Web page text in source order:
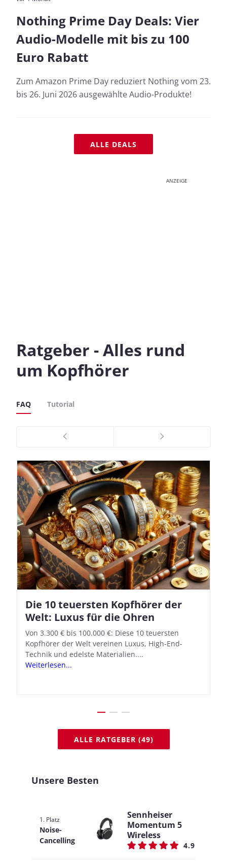
Nothing Prime Day Deals: Vier
Audio-Modelle mit bis zu 100
Euro Rabatt
Zum Amazon Prime Day reduziert Nothing vom 23.
bis 26. Juni 2026 ausgewählte Audio-Produkte!
ALLE DEALS
ANZEIGE
Ratgeber - Alles rund
um Kopfhörer
FAQ Tutorial
Die 10 teuersten Kopfhörer der
Welt: Luxus für die Ohren
Von 3.300 € bis 100.000 €: Diese 10 teuersten
Kopfhörer der Welt vereinen Luxus, High-End-
Technik und edelste Materialien....
Weiterlesen...
Apple AirPods Pro 2 und iOS 18.1:
So richtet ihr das neue Hörgeräte-
Feature ein
Mit iOS 18.1 und den AirPods Pro 2 verwandelt
Apple seine In-Ear-Kopfhörer in kostengünstige
Hörhilfen. In wenigen Schritten...
ALLE RATGEBER (49)
Unsere Besten
1. Platz
Noise-
Cancelling
Sennheiser
Momentum 5
Wireless
4.9